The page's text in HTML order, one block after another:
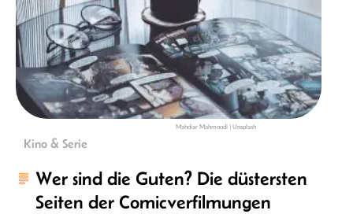
Mahdiar Mahmoodi | Unsplash
Kino & Serie
Wer sind die Guten? Die düstersten
Seiten der Comicverfilmungen